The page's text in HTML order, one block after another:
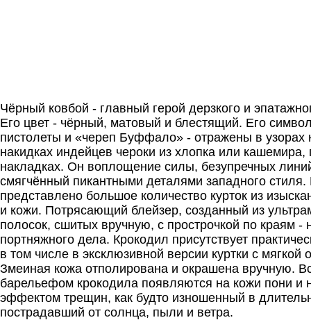
Чёрный ковбой - главный герой дерзкого и
Его цвет - чёрный, матовый и блестящий. Его
пистолеты и «череп Буффало» - отражены в узорах
накидках индейцев чероки из хлопка или кашемира,
накладках. Он воплощение силы, безупречных
смягчённый пикантными деталями западного стиля.
представлено большое количество курток из
и кожи. Потрясающий блейзер, созданный из
полосок, сшитых вручную, с прострочкой по краям -
портняжного дела. Крокодил присутствует
в том числе в эксклюзивной версии куртки с мягкой
Змеиная кожа отполирована и окрашена вручную.
барельефом крокодила появляются на кожи пони и
эффектом трещин, как будто изношенный в
пострадавший от солнца, пыли и ветра.